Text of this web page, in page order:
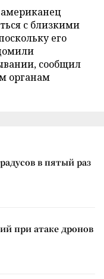
с близкими
его
сообщил
органам
в пятый раз
при атаке дронов